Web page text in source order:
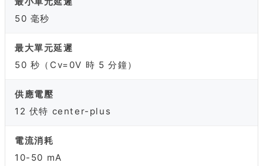
50 毫秒
最大單元延遲
50 秒（Cv=0V 時 5 分鐘）
供應電壓
12 伏特 center-plus
電流消耗
10-50 mA